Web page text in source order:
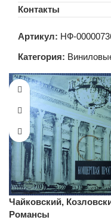
Контакты
Артикул: НФ-
Категория:
Чайковский,
Романсы